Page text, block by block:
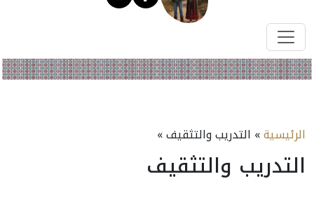
الرئيسية» التدريب والتثقيف »
التدريب والتثقيف